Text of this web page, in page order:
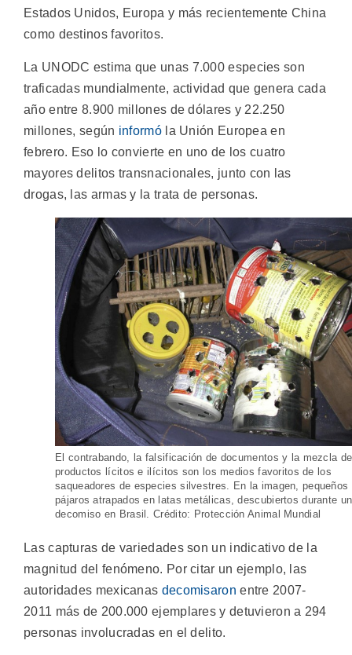
Estados Unidos, Europa y más recientemente China
como destinos favoritos.
La UNODC estima que unas 7.000 especies son
traficadas mundialmente, actividad que genera cada
año entre 8.900 millones de dólares y 22.250
millones, según informóla Unión Europea en
febrero. Eso lo convierte en uno de los cuatro
mayores delitos transnacionales, junto con las
drogas, las armas y la trata de personas.
El contrabando, la falsificación de documentos y la mezcla de
productos lícitos e ilícitos son los medios favoritos de los
saqueadores de especies silvestres. En la imagen, pequeños
pájaros atrapados en latas metálicas, descubiertos durante un
decomiso en Brasil. Crédito: Protección Animal Mundial
Las capturas de variedades son un indicativo de la
magnitud del fenómeno. Por citar un ejemplo, las
autoridades mexicanas decomisaron entre 2007-
2011 más de 200.000 ejemplares y detuvieron a 294
personas involucradas en el delito.